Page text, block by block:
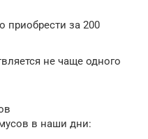
приобрести за 200
не чаще одного
в наши дни: